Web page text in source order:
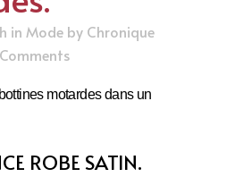
in Mode by Chronique
motardes dans un
ROBE SATIN.